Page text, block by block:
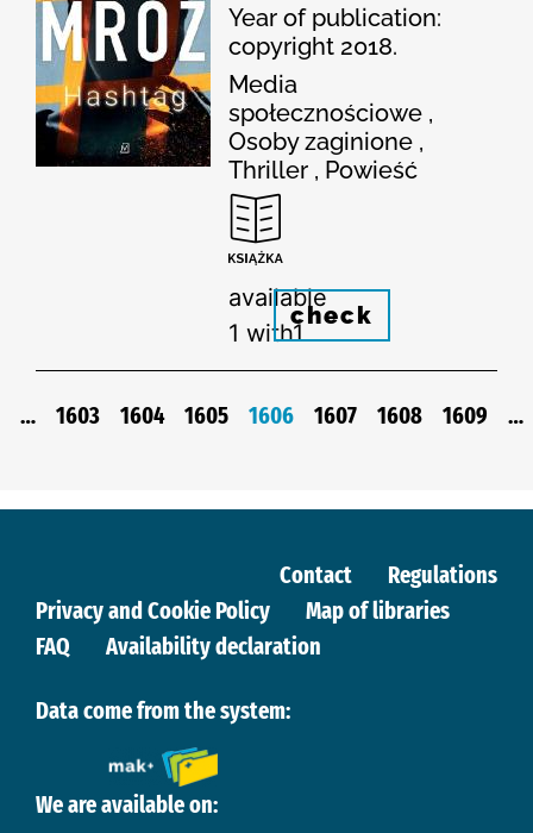
Year of publication:
copyright 2018.
Media
społecznościowe ,
Osoby zaginione ,
Thriller , Powieść
available
1 with1
check
… 1603 1604 1605 1606 1607 1608 1609 …
Contact
Regulations
Privacy and Cookie Policy
Map of libraries
FAQ
Availability declaration
Data come from the system:
We are available on: